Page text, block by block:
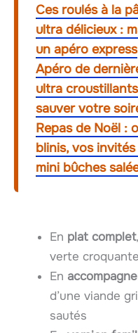
Ces roulés à la
ultra délicieux :
un apéro express
Apéro de
ultra
sauver votre
Repas de Noël :
blinis, vos
mini bûches
En plat complet
verte
En
d’une viande
sautés